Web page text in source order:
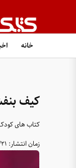
خانه
کیف
کتاب های
زمان انتشار: